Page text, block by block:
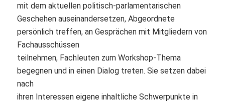
mit dem aktuellen politisch-parlamentarischen
Geschehen auseinandersetzen, Abgeordnete
persönlich treffen, an Gesprächen mit Mitgliedern von
Fachausschüssen
teilnehmen, Fachleuten zum Workshop-Thema
begegnen und in einen Dialog treten. Sie setzen dabei
nach
ihren Interessen eigene inhaltliche Schwerpunkte in